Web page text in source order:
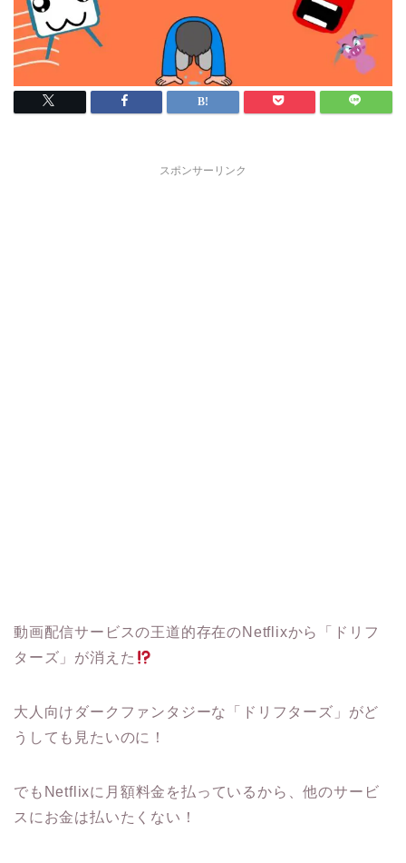
スポンサーリンク
動画配信サービスの王道的存在のNetflixから「ドリフ
ターズ」が消えた
大人向けダークファンタジーな「ドリフターズ」がど
うしても見たいのに！
でもNetflixに月額料金を払っているから、他のサービ
スにお金は払いたくない！